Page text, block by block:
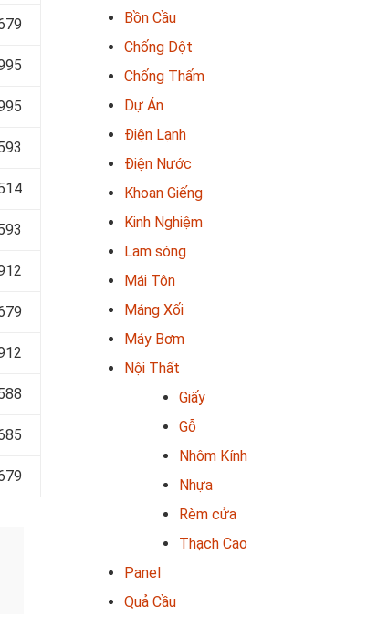
Bồn Cầu
Chống Dột
Chống Thấm
Dự Án
Điện Lạnh
Điện Nước
Khoan Giếng
Kinh Nghiệm
Lam sóng
Mái Tôn
Máng Xối
Máy Bơm
Nội Thất
Giấy
Gỗ
Nhôm Kính
Nhựa
Rèm cửa
Thạch Cao
Panel
Quả Cầu